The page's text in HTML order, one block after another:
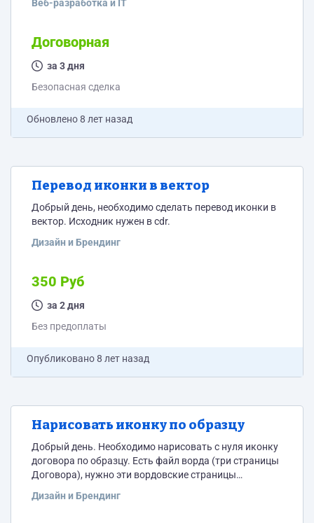
Веб-разработка и IT
Договорная
за 3 дня
Безопасная сделка
Обновлено8 лет назад
Перевод иконки в вектор
Добрый день, необходимо сделать перевод иконки в
вектор. Исходник нужен в cdr.
Дизайн и Брендинг
350 Руб
за 2 дня
Без предоплаты
Опубликовано8 лет назад
Нарисовать иконку по образцу
Добрый день. Необходимо нарисовать с нуля иконку
договора по образцу. Есть файл ворда (три страницы
Договора), нужно эти вордовские страницы
получилось отдельные 3 картинки (3 странички этого
Дизайн и Брендинг